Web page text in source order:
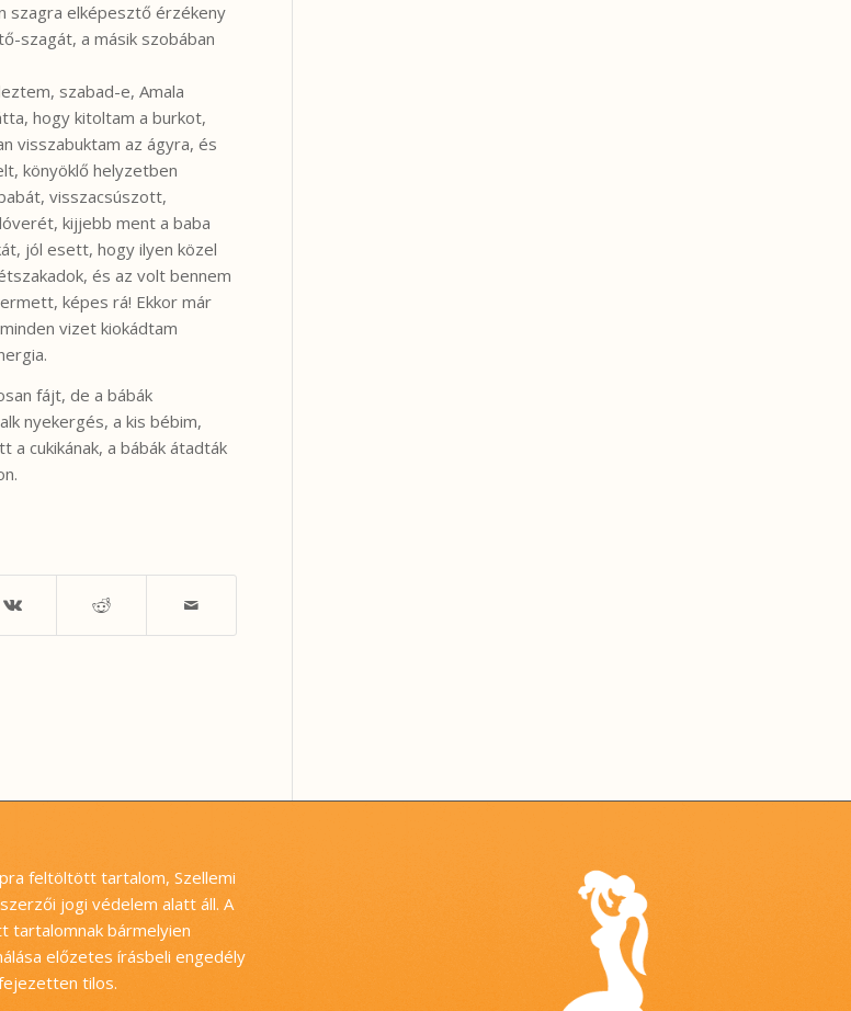
szagra elképesztő érzékeny
szagát, a másik szobában
szabad-e, Amala
hogy kitoltam a burkot,
visszabuktam az ágyra, és
könyöklő helyzetben
visszacsúszott,
kijjebb ment a baba
jól esett, hogy ilyen közel
és az volt bennem
képes rá! Ekkor már
vizet kiokádtam
fájt, de a bábák
nyekergés, a kis bébim,
cukikának, a bábák átadták
feltöltött tartalom, Szellemi
jogi védelem alatt áll. A
tartalomnak bármelyien
előzetes írásbeli engedély
tilos.